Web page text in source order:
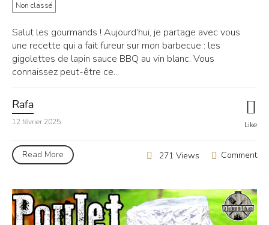
Non classé
Salut les gourmands ! Aujourd’hui, je partage avec vous
une recette qui a fait fureur sur mon barbecue : les
gigolettes de lapin sauce BBQ au vin blanc. Vous
connaissez peut-être ce...
Rafa
12 février 2025 Like
Read More Comment
271 Views